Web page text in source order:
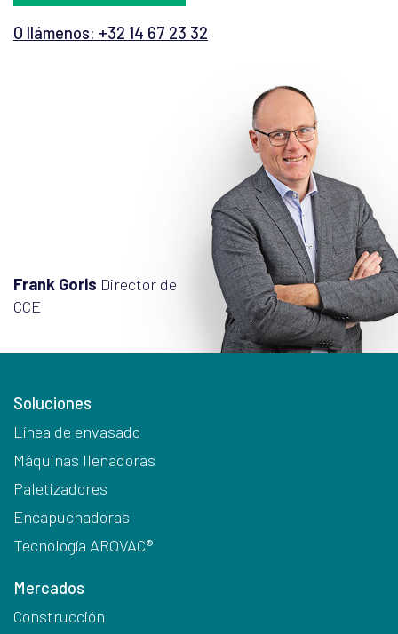
O llámenos: +32 14 67 23 32
Frank Goris Director de
CCE
Soluciones
Línea de envasado
Máquinas llenadoras
Paletizadores
Encapuchadoras
Tecnología AROVAC®
Mercados
Construcción